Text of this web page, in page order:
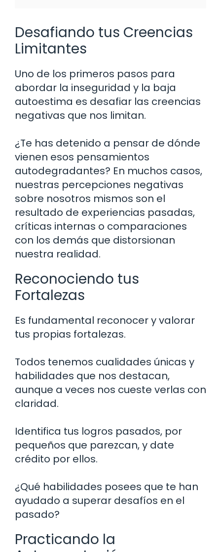
Desafiando tus Creencias
Limitantes
Uno de los primeros pasos para
abordar la inseguridad y la baja
autoestima es desafiar las creencias
negativas que nos limitan.
¿Te has detenido a pensar de dónde
vienen esos pensamientos
autodegradantes? En muchos casos,
nuestras percepciones negativas
sobre nosotros mismos son el
resultado de experiencias pasadas,
críticas internas o comparaciones
con los demás que distorsionan
nuestra realidad.
Reconociendo tus
Fortalezas
Es fundamental reconocer y valorar
tus propias fortalezas.
Todos tenemos cualidades únicas y
habilidades que nos destacan,
aunque a veces nos cueste verlas con
claridad.
Identifica tus logros pasados, por
pequeños que parezcan, y date
crédito por ellos.
¿Qué habilidades posees que te han
ayudado a superar desafíos en el
pasado?
Practicando la